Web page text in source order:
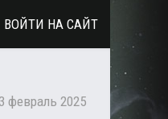
февраль 2025
ВОЙТИ НА САЙТ